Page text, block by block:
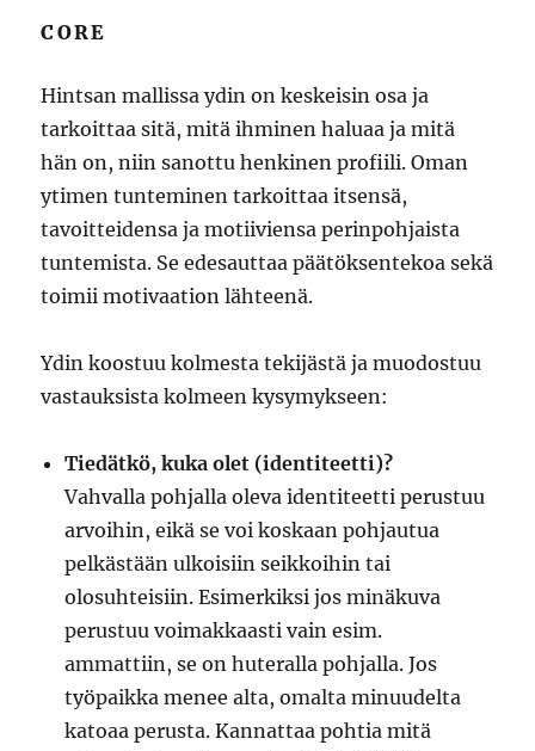
CORE
Hintsan mallissa ydin on keskeisin osa ja
tarkoittaa sitä, mitä ihminen haluaa ja mitä
hän on, niin sanottu henkinen profiili. Oman
ytimen tunteminen tarkoittaa itsensä,
tavoitteidensa ja motiiviensa perinpohjaista
tuntemista. Se edesauttaa päätöksentekoa sekä
toimii motivaation lähteenä.
Ydin koostuu kolmesta tekijästä ja muodostuu
vastauksista kolmeen kysymykseen:
Tiedätkö, kuka olet (identiteetti)?
Vahvalla pohjalla oleva identiteetti perustuu
arvoihin, eikä se voi koskaan pohjautua
pelkästään ulkoisiin seikkoihin tai
olosuhteisiin. Esimerkiksi jos minäkuva
perustuu voimakkaasti vain esim.
ammattiin, se on huteralla pohjalla. Jos
työpaikka menee alta, omalta minuudelta
katoaa perusta. Kannattaa pohtia mitä